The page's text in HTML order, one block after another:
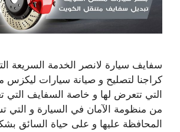
سفايف سيارة لانصر الخدمة السريعة
كراجنا لتصليح و صيانة سيارات ليكزس
التي تتعرض لها و خاصة السفايف التي
من منظومة الآمان في السيارة و التي
المحافظة عليها و على حياة السائق